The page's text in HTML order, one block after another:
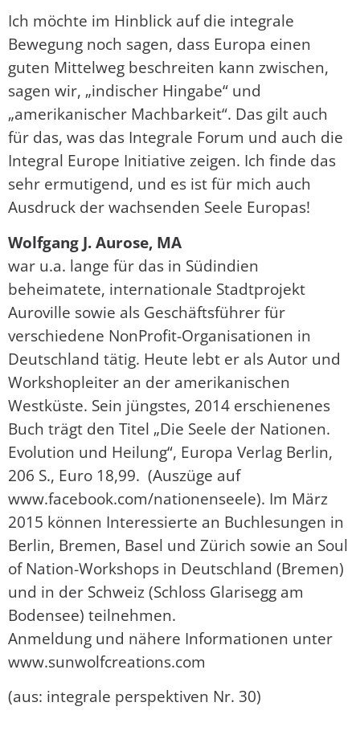
Ich möchte im Hinblick auf die integrale
Bewegung noch sagen, dass Europa einen
guten Mittelweg beschreiten kann zwischen,
sagen wir, „indischer Hingabe“ und
„amerikanischer Machbarkeit“. Das gilt auch
für das, was das Integrale Forum und auch die
Integral Europe Initiative zeigen. Ich finde das
sehr ermutigend, und es ist für mich auch
Ausdruck der wachsenden Seele Europas!
Wolfgang J. Aurose, MA
war u.a. lange für das in Südindien
beheimatete, internationale Stadtprojekt
Auroville sowie als Geschäftsführer für
verschiedene NonProfit-Organisationen in
Deutschland tätig. Heute lebt er als Autor und
Workshopleiter an der amerikanischen
Westküste. Sein jüngstes, 2014 erschienenes
Buch trägt den Titel „Die Seele der Nationen.
Evolution und Heilung“, Europa Verlag Berlin,
206 S., Euro 18,99. (Auszüge auf
www.facebook.com/nationenseele). Im März
2015 können Interessierte an Buchlesungen in
Berlin, Bremen, Basel und Zürich sowie an Soul
of Nation-Workshops in Deutschland (Bremen)
und in der Schweiz (Schloss Glarisegg am
Bodensee) teilnehmen.
Anmeldung und nähere Informationen unter
www.sunwolfcreations.com
(aus: integrale perspektiven Nr. 30)